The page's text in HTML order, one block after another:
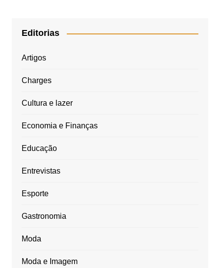
Editorias
Artigos
Charges
Cultura e lazer
Economia e Finanças
Educação
Entrevistas
Esporte
Gastronomia
Moda
Moda e Imagem